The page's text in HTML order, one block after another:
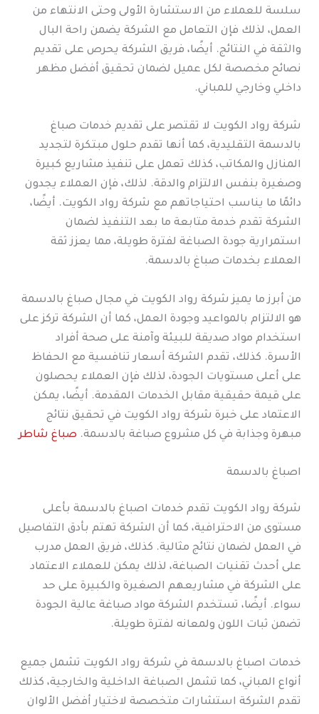
سلسة للعملاء من الاستشارة الأولى وحتى الانتهاء من
العمل، لذلك فإن التعامل مع الشركة يضمن راحة البال
والثقة في النتائج. أيضًا، فريق الشركة يحرص على تقديم
نصائح مخصصة لكل عميل لضمان تحقيق أفضل مظهر
داخلي وخارجي للمباني.
شركة رواد الكويت لا تقتصر على تقديم خدمات صباغ
بالدسمة التقليدية، كما أنها تقدم حلول مبتكرة لتجديد
المنازل والمكاتب، كذلك تعمل على تنفيذ مشاريع كبيرة
وصغيرة بنفس الالتزام والدقة. لذلك، فإن العملاء يجدون
دائمًا ما يناسب احتياجاتهم مع شركة رواد الكويت. أيضًا،
الشركة تقدم خدمة متابعة ما بعد التنفيذ لضمان
استمرارية جودة الصباغة لفترة طويلة، مما يعزز ثقة
العملاء بخدمات صباغ بالدسمة.
من أبرز ما يميز شركة رواد الكويت في مجال صباغ بالدسمة
هو الالتزام بالمواعيد وجودة العمل، كما أن الشركة تركز على
استخدام مواد صديقة للبيئة وآمنة على صحة أفراد
الأسرة. كذلك، تقدم الشركة أسعار تنافسية مع الحفاظ
على أعلى مستويات الجودة، لذلك فإن العملاء يحصلون
على قيمة حقيقية مقابل الخدمات المقدمة. أيضًا، يمكن
الاعتماد على خبرة شركة رواد الكويت في تحقيق نتائج
مبهرة وجذابة في كل مشروع صباغة بالدسمة. صباغ شاطر
اصباغ بالدسمة
شركة رواد الكويت تقدم خدمات اصباغ بالدسمة بأعلى
مستوى من الاحترافية، كما أن الشركة تهتم بأدق التفاصيل
في العمل لضمان نتائج مثالية. كذلك، فريق العمل مدرب
على أحدث تقنيات الصباغة، لذلك يمكن للعملاء الاعتماد
على الشركة في مشاريعهم الصغيرة والكبيرة على حد
سواء. أيضًا، تستخدم الشركة مواد صباغة عالية الجودة
تضمن ثبات اللون ولمعانه لفترة طويلة.
خدمات اصباغ بالدسمة في شركة رواد الكويت تشمل جميع
أنواع المباني، كما تشمل الصباغة الداخلية والخارجية، كذلك
تقدم الشركة استشارات متخصصة لاختيار أفضل الألوان